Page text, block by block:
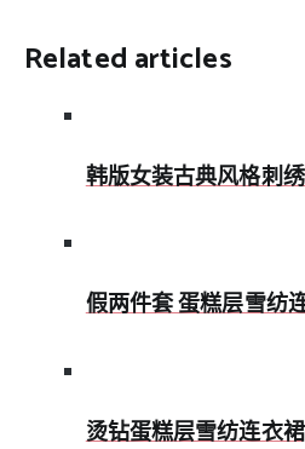
Related articles
韩版女装古典风格刺
假两件套 蛋糕层雪纺
烫钻蛋糕层雪纺连衣